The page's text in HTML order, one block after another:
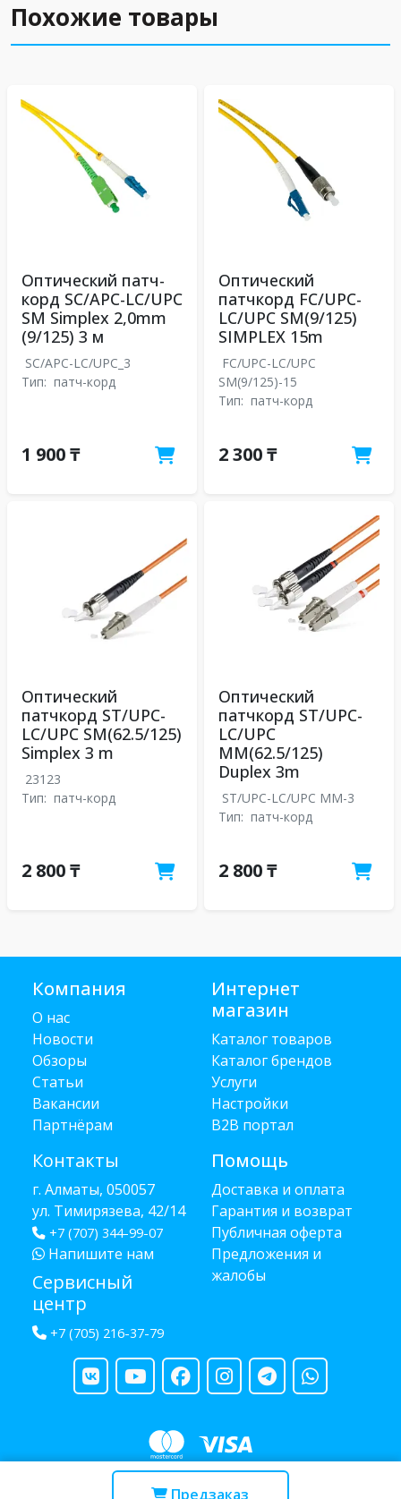
Предзаказ
Похожие товары
Оптический патч-
корд SC/APC-LC/UPC
SM Simplex 2,0mm
(9/125) 3 м
SC/APC-LC/UPC_3
Тип: патч-корд
1 900 ₸
Оптический
патчкорд FC/UPC-
LC/UPC SM(9/125)
SIMPLEX 15m
FC/UPC-LC/UPC
SM(9/125)-15
Тип: патч-корд
2 300 ₸
Оптический
патчкорд ST/UPC-
LC/UPC SM(62.5/125)
Simplex 3 m
23123
Тип: патч-корд
2 800 ₸
Оптический
патчкорд ST/UPC-
LC/UPC
MM(62.5/125)
Duplex 3m
ST/UPC-LC/UPC MM-3
Тип: патч-корд
2 800 ₸
Компания
О нас
Новости
Обзоры
Статьи
Вакансии
Партнёрам
Контакты
г. Алматы, 050057
ул. Тимирязева, 42/14
+7 (707) 344-99-07
Напишите нам
Сервисный
центр
+7 (705) 216-37-79
Интернет
магазин
Каталог товаров
Каталог брендов
Услуги
Настройки
B2B портал
Помощь
Доставка и оплата
Гарантия и возврат
Публичная оферта
Предложения и
жалобы
Copyright © 2013 - 2026 RUBA - разработано